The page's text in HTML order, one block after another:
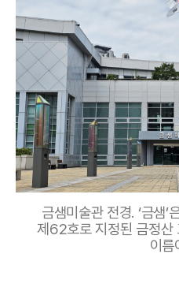
금샘미술관 전경. ‘금샘
제62호로 지정된 금정산
이름